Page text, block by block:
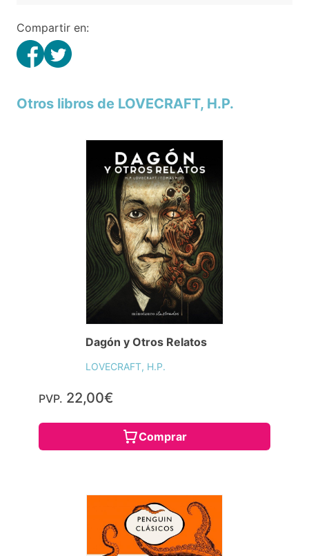
Compartir en:
Otros libros de LOVECRAFT, H.P.
Dagón y Otros Relatos
LOVECRAFT, H.P.
PVP. 22,00€
Comprar